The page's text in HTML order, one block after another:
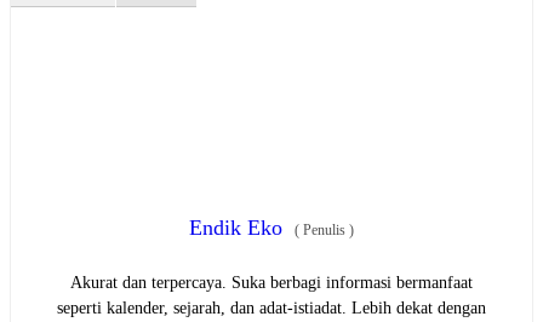
Endik Eko ( Penulis )
Akurat dan terpercaya. Suka berbagi informasi bermanfaat
seperti kalender, sejarah, dan adat-istiadat. Lebih dekat dengan